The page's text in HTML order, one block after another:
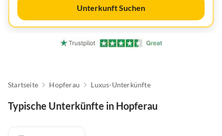
Unterkunft Suchen
Startseite Hopferau Luxus-Unterkünfte
Typische Unterkünfte in Hopferau